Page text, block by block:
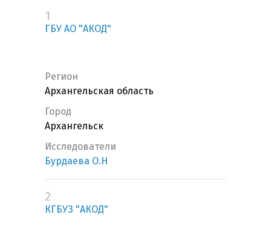
1
ГБУ АО "АКОД"
Регион
Архангельская область
Город
Архангельск
Исследователи
Бурдаева О.Н
2
КГБУЗ "АКОД"